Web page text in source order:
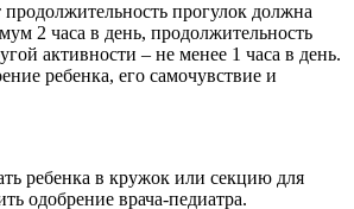
прогулок должна
2 часа в день, продолжительность
активности – не менее 1 часа в день.
ребенка, его самочувствие и
ребенка в кружок или секцию для
одобрение врача-педиатра.